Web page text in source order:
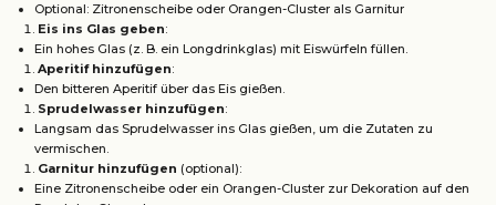
Optional: Zitronenscheibe oder Orangen-Cluster als Garnitur
Eis ins Glas geben:
Ein hohes Glas (z. B. ein Longdrinkglas) mit Eiswürfeln füllen.
Aperitif hinzufügen:
Den bitteren Aperitif über das Eis gießen.
Sprudelwasser hinzufügen:
Langsam das Sprudelwasser ins Glas gießen, um die Zutaten zu
vermischen.
Garnitur hinzufügen (optional):
Eine Zitronenscheibe oder ein Orangen-Cluster zur Dekoration auf den